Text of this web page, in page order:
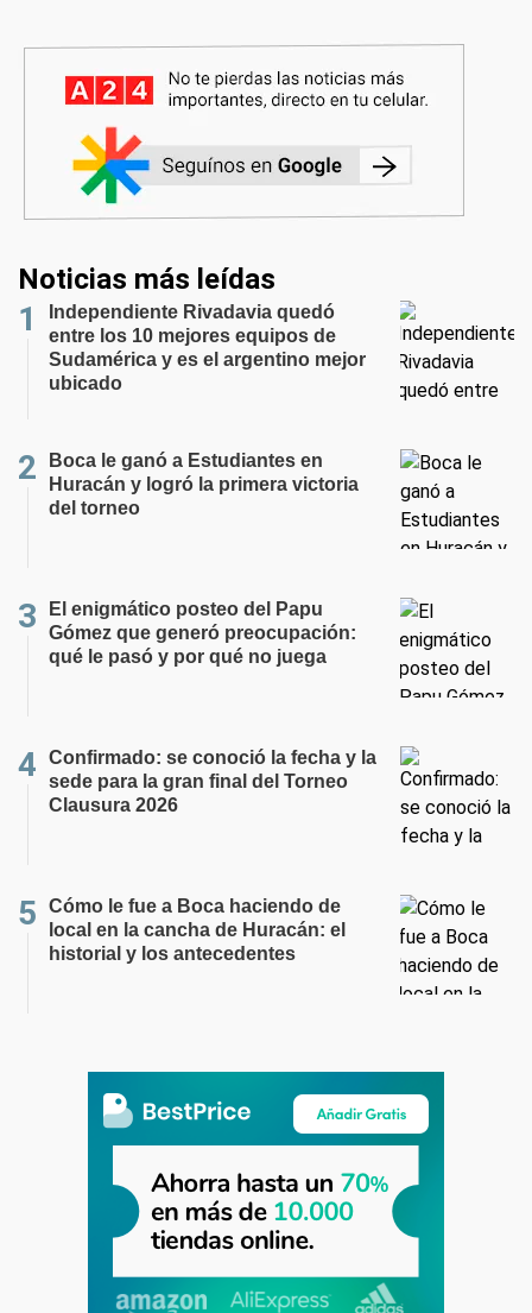
Noticias más leídas
Independiente Rivadavia quedó
entre los 10 mejores equipos de
Sudamérica y es el argentino mejor
ubicado
Boca le ganó a Estudiantes en
Huracán y logró la primera victoria
del torneo
El enigmático posteo del Papu
Gómez que generó preocupación:
qué le pasó y por qué no juega
Confirmado: se conoció la fecha y la
sede para la gran final del Torneo
Clausura 2026
Cómo le fue a Boca haciendo de
local en la cancha de Huracán: el
historial y los antecedentes